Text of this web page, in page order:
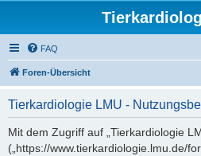
FAQ
Foren-Übersicht
Tierkardiologie LMU -
Mit dem Zugriff auf „Tierkardiologie
(„https://www.tierkardiologie.lmu.de/